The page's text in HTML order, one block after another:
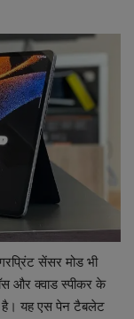
सेंसर मोड भी
और क्वाड स्पीकर के
है। यह एस पेन टैबलेट